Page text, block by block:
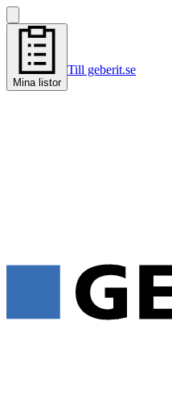
Mina listor
Till geberit.se